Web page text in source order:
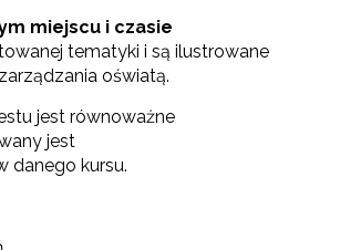
miejscu i czasie
tematyki i są ilustrowane
oświatą.
jest równoważne
jest
danego kursu.